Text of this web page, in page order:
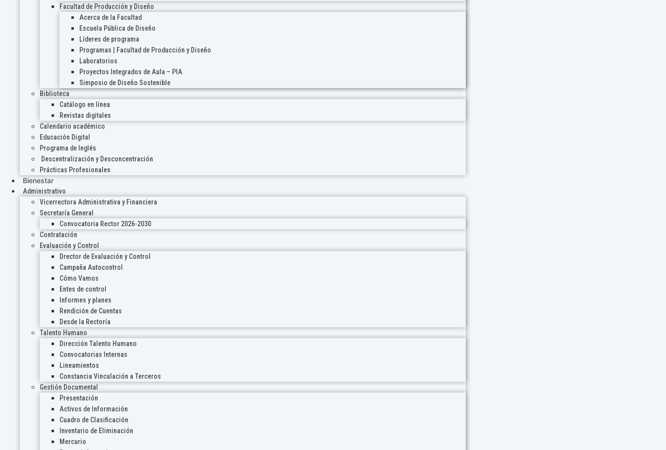
Facultad de Producción y Diseño
Acerca de la Facultad
Escuela Pública de Diseño
Líderes de programa
Programas | Facultad de Producción y Diseño
Laboratorios
Proyectos Integrados de Aula – PIA
Simposio de Diseño Sostenible
Biblioteca
Catálogo en línea
Revistas digitales
Calendario académico
Educación Digital
Programa de Inglés
Descentralización y Desconcentración
Prácticas Profesionales
Bienestar
Administrativo
Vicerrectora Administrativa y Financiera
Secretaría General
Convocatoria Rector 2026-2030
Contratación
Evaluación y Control
Drector de Evaluación y Control
Campaña Autocontrol
Cómo Vamos
Entes de control
Informes y planes
Rendición de Cuentas
Desde la Rectoría
Talento Humano
Dirección Talento Humano
Convocatorias Internas
Lineamientos
Constancia Vinculación a Terceros
Gestión Documental
Presentación
Activos de Información
Cuadro de Clasificación
Inventario de Eliminación
Mercurio